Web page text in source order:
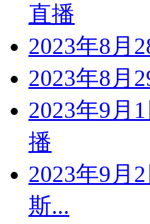
直播
2023年8月
2023年8月
2023年9月
播
2023年9月
斯...